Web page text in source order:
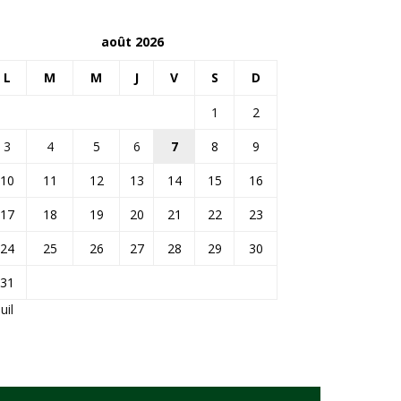
août 2026
L M M J V S D
1
2
3
4 5 6 7 8
9
10
11 12 13 14 15
16
17
18 19 20 21 22
23
24
25 26 27 28 29
30
31